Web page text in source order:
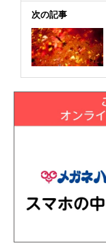
次の記事